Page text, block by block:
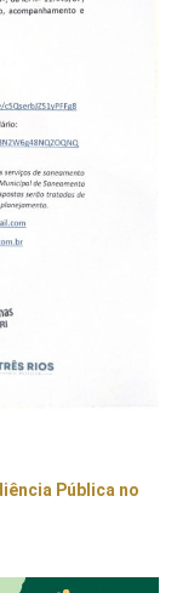
Pública no